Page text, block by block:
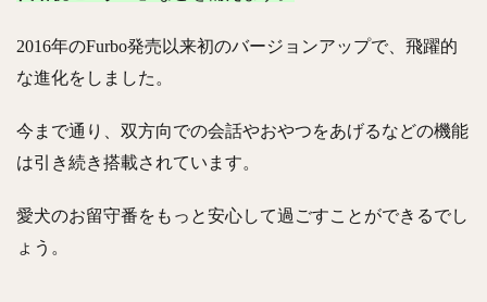
2016年のFurbo発売以来初のバージョンアップで、飛躍的
な進化をしました。
今まで通り、双方向での会話やおやつをあげるなどの機能
は引き続き搭載されています。
愛犬のお留守番をもっと安心して過ごすことができるでし
ょう。